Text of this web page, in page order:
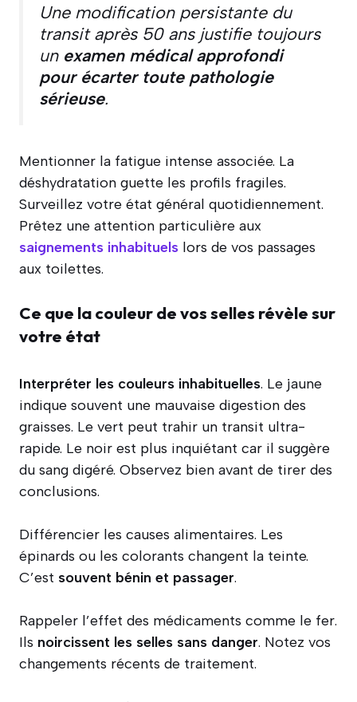
Une modification persistante du
transit après 50 ans justifie toujours
un examen médical approfondi
pour écarter toute pathologie
sérieuse.
Mentionner la fatigue intense associée. La
déshydratation guette les profils fragiles.
Surveillez votre état général quotidiennement.
Prêtez une attention particulière aux
saignements inhabituels lors de vos passages
aux toilettes.
Ce que la couleur de vos selles révèle sur
votre état
Interpréter les couleurs inhabituelles. Le jaune
indique souvent une mauvaise digestion des
graisses. Le vert peut trahir un transit ultra-
rapide. Le noir est plus inquiétant car il suggère
du sang digéré. Observez bien avant de tirer des
conclusions.
Différencier les causes alimentaires. Les
épinards ou les colorants changent la teinte.
C’est souvent bénin et passager.
Rappeler l’effet des médicaments comme le fer.
Ils noircissent les selles sans danger. Notez vos
changements récents de traitement.